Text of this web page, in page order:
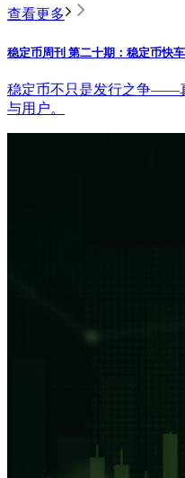
查看更多
稳定币周刊 第二十期：稳定币快
稳定币不只是发行之争——
与用户。